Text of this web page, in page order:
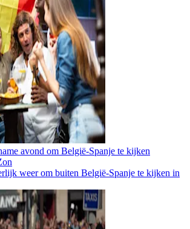
avond om België-Spanje te kijken
weer om buiten België-Spanje te kijken in